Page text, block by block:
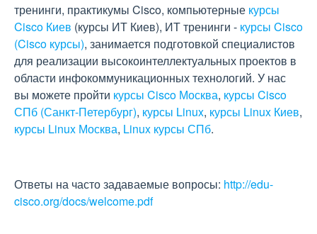
тренинги, практикумы Cisco, компьютерные курсы
Cisco Киев (курсы ИТ Киев), ИТ тренинги - курсы Cisco
(Cisco курсы), занимается подготовкой специалистов
для реализации высокоинтеллектуальных проектов в
области инфокоммуникационных технологий. У нас
вы можете пройти курсы Cisco Москва, курсы Cisco
СПб (Санкт-Петербург), курсы Linux, курсы Linux Киев,
курсы Linux Москва, Linux курсы СПб.
Ответы на часто задаваемые вопросы: http://edu-
cisco.org/docs/welcome.pdf